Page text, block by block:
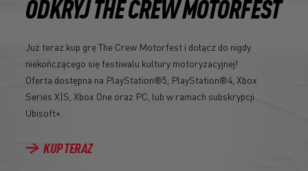
ODKRYJ THE CREW MOTORFEST
Już teraz kup grę The Crew Motorfest i dołącz do nigdy
niekończącego się festiwalu kultury motoryzacyjnej!
Oferta dostępna na PlayStation®5, PlayStation®4, Xbox
Series X|S, Xbox One oraz PC, lub w ramach subskrypcji
Ubisoft+.
KUP TERAZ